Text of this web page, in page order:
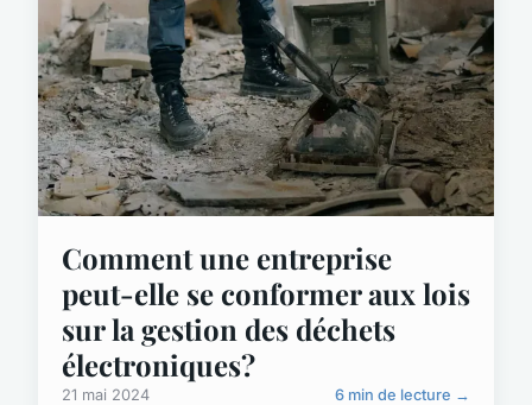
Comment une entreprise
peut-elle se conformer aux lois
sur la gestion des déchets
électroniques?
21 mai 2024 6 min de lecture →